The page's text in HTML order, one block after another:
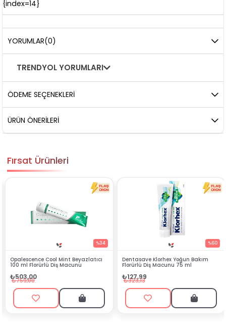
{index=14}
YORUMLAR(0)
TRENDYOL YORUMLARI
ÖDEME SEÇENEKLERI
ÜRÜN ÖNERILERI
Fırsat Ürünleri
Beyazlatıcı Dentasave Klorhex Yoğun Bakım
Florürlü Diş Macunu 75 ml
Black Berry Bitkisel